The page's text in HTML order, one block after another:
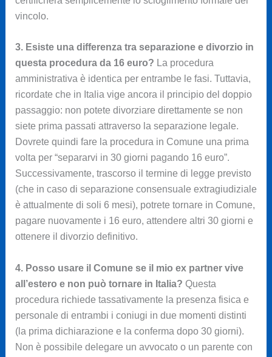
vincolo.
3. Esiste una differenza tra separazione e divorzio in
questa procedura da 16 euro? La procedura
amministrativa è identica per entrambe le fasi. Tuttavia,
ricordate che in Italia vige ancora il principio del doppio
passaggio: non potete divorziare direttamente se non
siete prima passati attraverso la separazione legale.
Dovrete quindi fare la procedura in Comune una prima
volta per “separarvi in 30 giorni pagando 16 euro”.
Successivamente, trascorso il termine di legge previsto
(che in caso di separazione consensuale extragiudiziale
è attualmente di soli 6 mesi), potrete tornare in Comune,
pagare nuovamente i 16 euro, attendere altri 30 giorni e
ottenere il divorzio definitivo.
4. Posso usare il Comune se il mio ex partner vive
all’estero e non può tornare in Italia? Questa
procedura richiede tassativamente la presenza fisica e
personale di entrambi i coniugi in due momenti distinti
(la prima dichiarazione e la conferma dopo 30 giorni).
Non è possibile delegare un avvocato o un parente con